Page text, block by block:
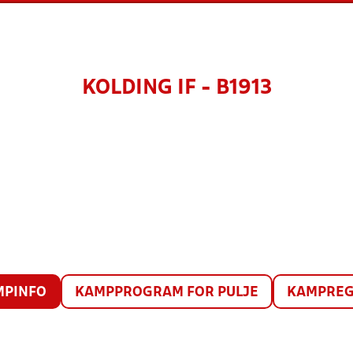
KOLDING IF - B1913
KAMPPROGRAM FOR PULJE